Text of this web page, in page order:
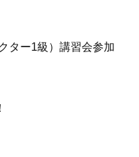
ター1級）講習会参加